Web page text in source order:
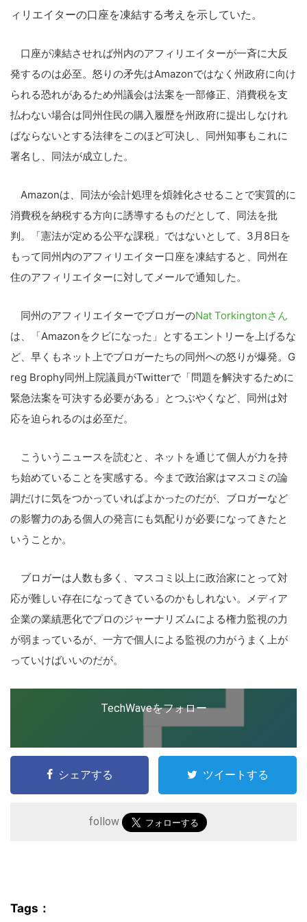
ィリエイターの口座を凍結する考えを示していた。
口座が凍結させれば州内のアフィリエイターが一斉に大反
発するのは必至。怒りの矛先はAmazonではなく州政府に向け
られる恐れがあるため州議会は法案を一部修正、消費税を支
払わない場合は同州住民の購入履歴を州政府に提出しなけれ
ばならないとする法律をこのほど可決し、同州知事もこれに
署名し、同法が成立した。
Amazonは、同法が会計処理を煩雑化させることで実質的に
消費税を納税する方向に誘導するものだとして、同法を批
判。「憲法が定める公平な課税」ではないとして、3月8日を
もって同州内のアフィリエイター口座を凍結すると、同州在
住のアフィリエイターに対してメールで通知した。
同州のアフィリエイターでブロガーのNat Torkingtonさん
は、「Amazonをクビになった」とするエントリーを上げるな
ど、早くもネット上でブロガーたちの同州への怒りが爆発。G
reg Brophy同州上院議員がTwitterで「問題を解決するために
緊急法案を可決する必要がある」とつぶやくなど、同州は対
応を迫られるのは必至だ。
こういうニュースを読むと、ネットを通じて個人が力を持
ち始めていることを実感する。今まで政治家はマスコミの論
調だけに気をつかっていればよかったのだが、ブロガーなど
の影響力のある個人の発言にも気配りが必要になってきたと
いうことか。
ブロガーは人数も多く、マスコミ以上に政治家にとって対
応が難しい存在になってきているのかもしれない。メディア
企業の業績悪化でプロのジャーナリズムによる権力監視の力
が弱まっているが、一方で個人による監視の力がうまく上が
っていけばいいのだが。
TechWaveをフォロー
シェアする ツイートする
follow
Tags：